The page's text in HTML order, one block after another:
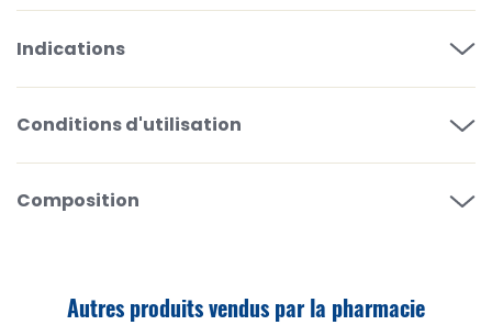
Indications
Conditions d'utilisation
Composition
Autres produits vendus par la pharmacie